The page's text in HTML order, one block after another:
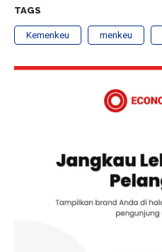
TAGS
Kemenkeu menkeu